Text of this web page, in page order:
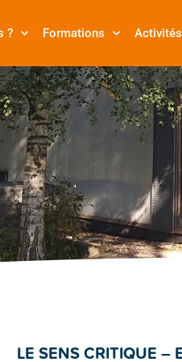
? Formations
LE SENS CRITIQUE –